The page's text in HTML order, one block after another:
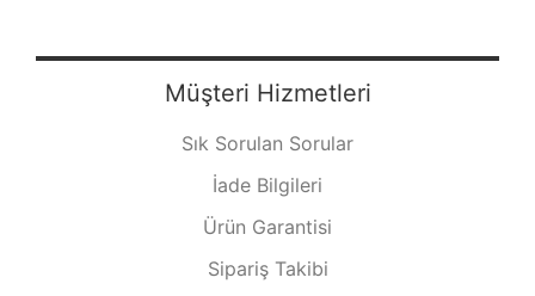
Müşteri Hizmetleri
Sık Sorulan Sorular
İade Bilgileri
Ürün Garantisi
Sipariş Takibi